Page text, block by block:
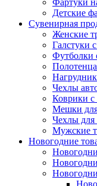
Фартуки
Детские
Сувенирная
Женские
Галстуки
Футболки
Чехлы
Коврики
Мешки
Чехлы для
Мужские
Новогодние